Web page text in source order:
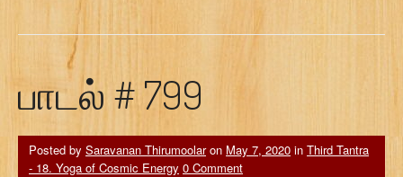
பாடல் # 799
Posted by Saravanan Thirumoolaron May 7, 2020 in Third Tantra
- 18. Yoga of Cosmic Energy 0 Comment